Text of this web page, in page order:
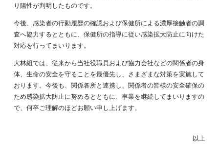
り陽性が判明したものです。
今後、感染者の行動履歴の確認および保健所による濃厚接触者の調
査へ協力するとともに、保健所の指導に従い感染拡大防止に向けた
対応を行ってまいります。
大林組では、従来から当社役職員および協力会社などの関係者の身
体、生命の安全を守ることを最優先し、さまざまな対策を実施して
おります。今後も、関係各所と連携し、関係者の皆様の安全確保の
ため感染拡大防止に努めるとともに、事業を継続してまいりますの
で、何卒ご理解のほどお願い申し上げます。
以上